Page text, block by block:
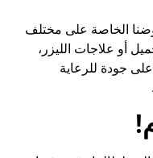
الخاصة على مختلف
أو علاجات الليزر،
جودة للرعاية
.
!